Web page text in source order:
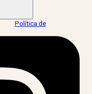
Política de